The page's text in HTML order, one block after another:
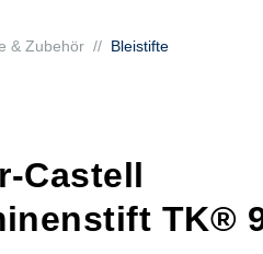
& Zubehör // Bleistifte
Castell
TK®